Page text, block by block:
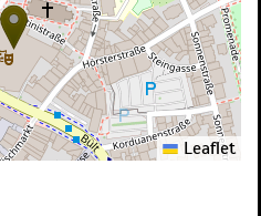
Leaflet